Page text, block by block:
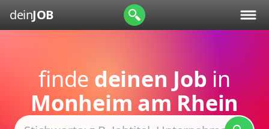
deinJOB
finde deinen Job in
Monheim am Rhein